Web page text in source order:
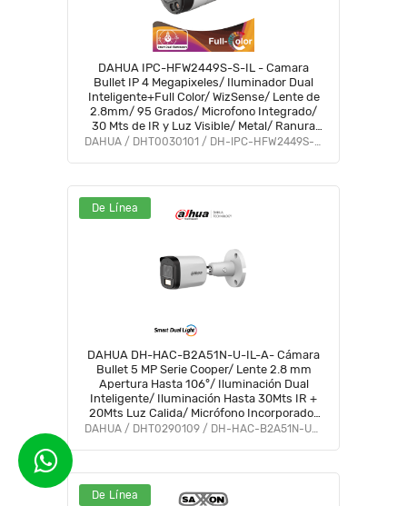
DAHUA IPC-HFW2449S-S-IL - Camara
Bullet IP 4 Megapixeles/ Iluminador Dual
Inteligente+Full Color/ WizSense/ Lente de
2.8mm/ 95 Grados/ Microfono Integrado/
30 Mts de IR y Luz Visible/ Metal/ Ranura
MicroSD/ WDR 120dB/ SMD Plus/ PoE
DAHUA / DHT0030101 / DH-IPC-HFW2449S-S-IL
De Línea
DAHUA DH-HAC-B2A51N-U-IL-A- Cámara
Bullet 5 MP Serie Cooper/ Lente 2.8 mm
Apertura Hasta 106°/ Iluminación Dual
Inteligente/ Iluminación Hasta 30Mts IR +
20Mts Luz Calida/ Micrófono Incorporado/
Metal/ Para Exterior IP67 #OD #CD #CODDAHUA / DHT0290109 / DH-HAC-B2A51N-U-IL-A
De Línea